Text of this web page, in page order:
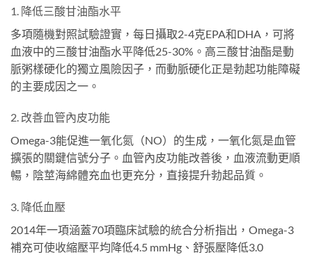
1. 降低三酸甘油酯水平
多項隨機對照試驗證實，每日攝取2-4克EPA和DHA，可將
血液中的三酸甘油酯水平降低25-30%。高三酸甘油酯是動
脈粥樣硬化的獨立風險因子，而動脈硬化正是勃起功能障礙
的主要成因之一。
2. 改善血管內皮功能
Omega-3能促進一氧化氮（NO）的生成，一氧化氮是血管
擴張的關鍵信號分子。血管內皮功能改善後，血液流動更順
暢，陰莖海綿體充血也更充分，直接提升勃起品質。
3. 降低血壓
2014年一項涵蓋70項臨床試驗的統合分析指出，Omega-3
補充可使收縮壓平均降低4.5 mmHg、舒張壓降低3.0